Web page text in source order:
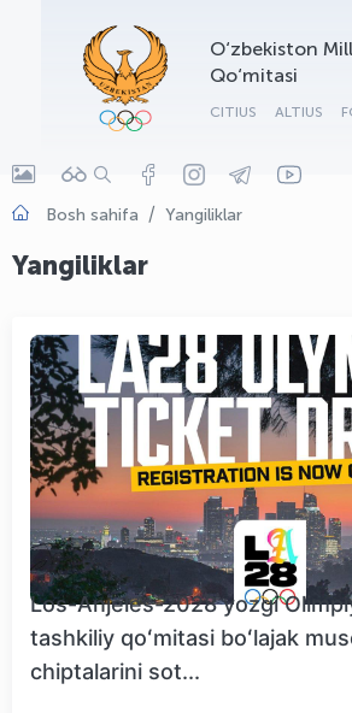
O‘zbekiston
Qo‘mitasi
CITIUS ALTIUS
Bosh sahifa Yangiliklar
Yangiliklar
Los-Anjeles-2028 yozgi
tashkiliy qoʻmitasi boʻlajak
chiptalarini sot...
OLYMPCHIK AI - yordamchi
Onlayn · olympic.uz